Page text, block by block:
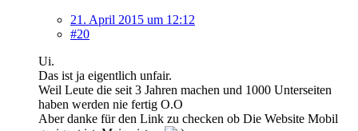
21. April 2015 um 12:12
#20
Ui.
Das ist ja eigentlich unfair.
Weil Leute die seit 3 Jahren machen und 1000 Unterseiten
haben werden nie fertig O.O
Aber danke für den Link zu checken ob Die Website Mobil